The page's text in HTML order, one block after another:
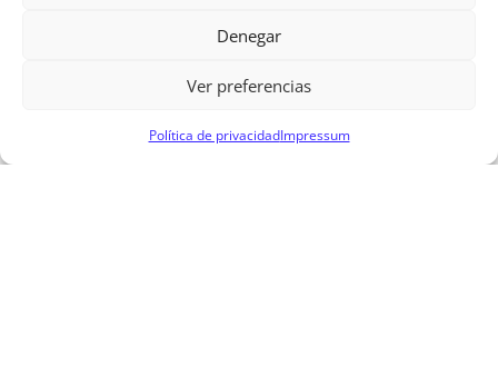
Denegar
Ver preferencias
Política de privacidadImpressum